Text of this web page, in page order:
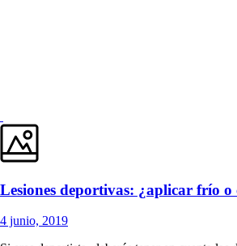
Lesiones deportivas: ¿aplicar frío o
4 junio, 2019